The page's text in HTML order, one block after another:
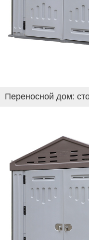
Переносной дом: